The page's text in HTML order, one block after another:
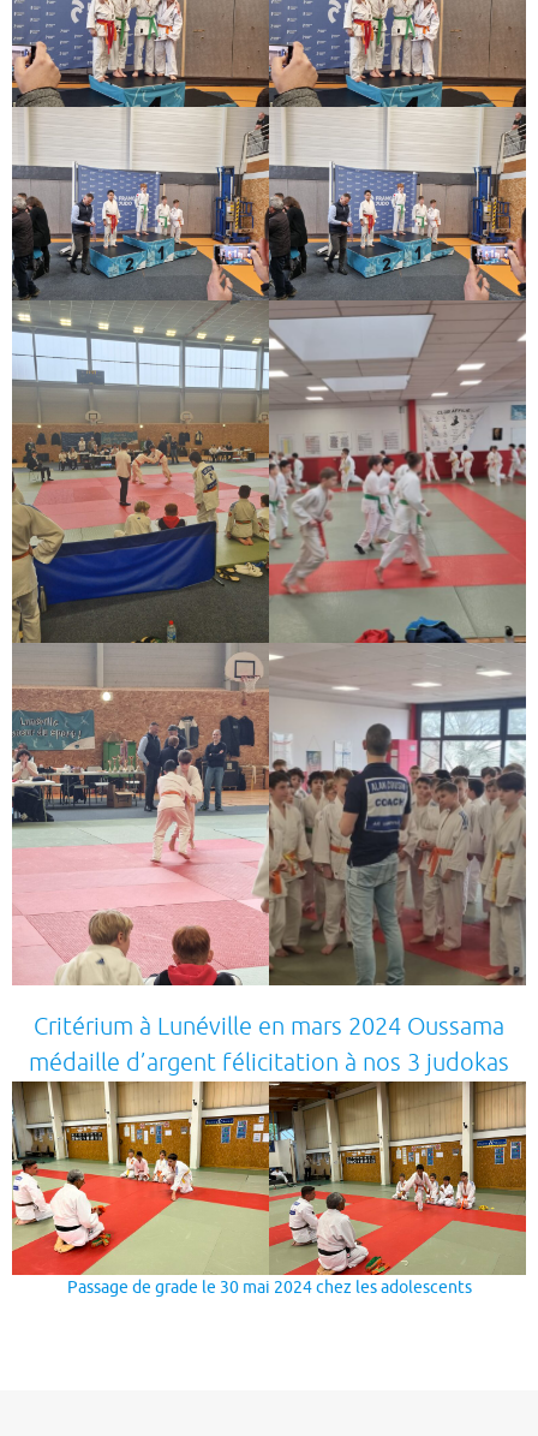
Critérium à Lunéville en mars 2024 Oussama
médaille d’argent félicitation à nos 3 judokas
Passage de grade le 30 mai 2024 chez les adolescents